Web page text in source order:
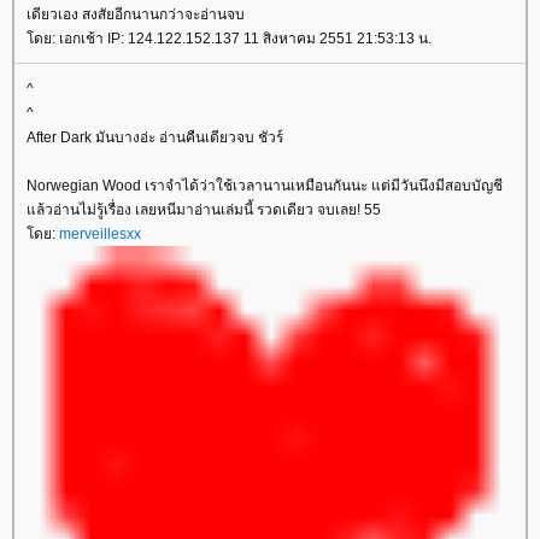
เดียวเอง สงสัยอีกนานกว่าจะอ่านจบ
ดย: เอกเช้า IP: 124.122.152.137 11 สิงหาคม 2551 21:53:13 น.
^
^
After Dark มันบางอ่ะ อ่านคืนเดียวจบ ชัวร์
Norwegian Wood เราจำได้ว่าใช้เวลานานเหมือนกันนะ แต่มีวันนึงมีสอบบัญชี
ล้วอ่านไม่รู้เรื่อง เลยหนีมาอ่านเล่มนี้ รวดเดียว จบเลย! 55
ดย: merveillesxx